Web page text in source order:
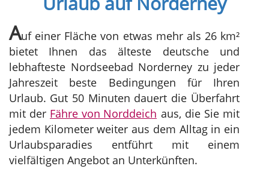
Auf einer Fläche von etwas mehr als 26 km²
bietet Ihnen das älteste deutsche und
lebhafteste Nordseebad Norderney zu jeder
Jahreszeit beste Bedingungen für Ihren
Urlaub. Gut 50 Minuten dauert die Überfahrt
mit der Fähre von Norddeich aus, die Sie mit
jedem Kilometer weiter aus dem Alltag in ein
Urlaubsparadies entführt mit einem
vielfältigen Angebot an Unterkünften.